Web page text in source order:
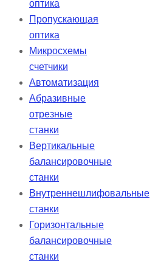
оптика
Пропускающая
оптика
Микросхемы
счетчики
Автоматизация
Абразивные
отрезные
станки
Вертикальные
балансировочные
станки
Внутреннешлифовальные
станки
Горизонтальные
балансировочные
станки